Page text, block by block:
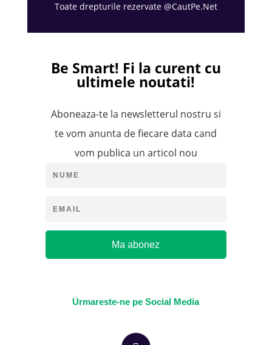
Toate drepturile rezervate @CautPe.Net
Be Smart! Fi la curent cu
ultimele noutati!
Aboneaza-te la newsletterul nostru si
te vom anunta de fiecare data cand
vom publica un articol nou
Ma abonez
Urmareste-ne pe Social Media